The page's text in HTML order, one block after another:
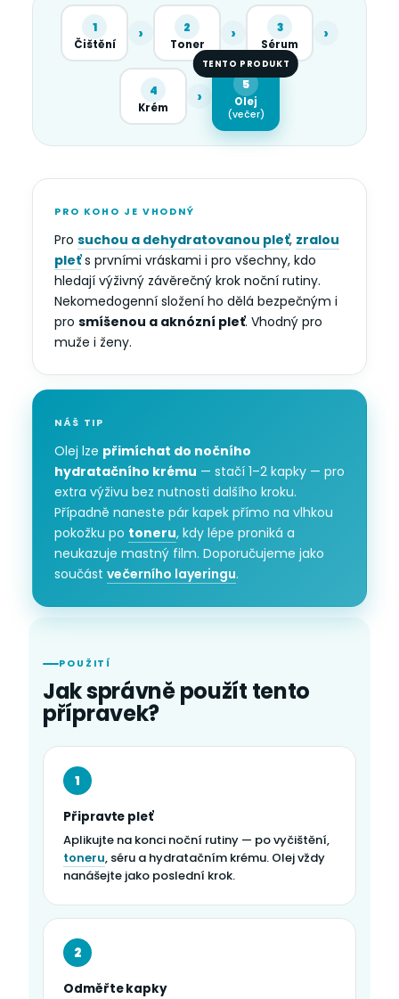
1
Čištění
› 2
Toner
› 3
Sérum
›
4
Krém
›
5
Olej
(večer)
TENTO PRODUKT
PRO KOHO JE VHODNÝ
Pro suchou a dehydratovanou pleť, zralou
pleťs prvními vráskami i pro všechny, kdo
hledají výživný závěrečný krok noční rutiny.
Nekomedogenní složení ho dělá bezpečným i
pro smíšenou a aknózní pleť. Vhodný pro
muže i ženy.
NÁŠ TIP
Olej lze přimíchat do nočního
hydratačního krému — stačí 1–2 kapky — pro
extra výživu bez nutnosti dalšího kroku.
Případně naneste pár kapek přímo na vlhkou
pokožku po toneru, kdy lépe proniká a
neukazuje mastný film. Doporučujeme jako
součást večerního layeringu.
POUŽITÍ
Jak správně použít tento
přípravek?
1
Připravte pleť
Aplikujte na konci noční rutiny — po vyčištění,
toneru, séru a hydratačním krému. Olej vždy
nanášejte jako poslední krok.
2
Odměřte kapky